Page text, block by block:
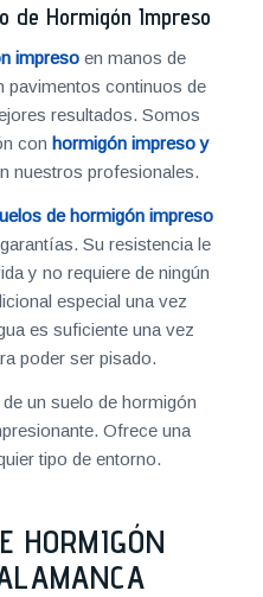
de Hormigón Impreso
impreso en manos de
pavimentos continuos de
resultados. Somos
conhormigón impreso y
nuestros profesionales.
de hormigón impreso
Su resistencia le
y no requiere de ningún
especial una vez
es suficiente una vez
poder ser pisado.
un suelo de hormigón
Ofrece una
tipo de entorno.
HORMIGÓN